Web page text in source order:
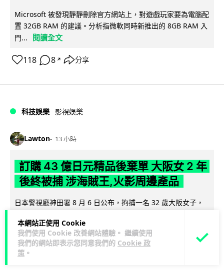
本網站正使用 Cookie
我們使用 Cookie 改善網站體驗。 繼續使用
我們的網站即表示您同意我們的 Cookie 政
策 。
Microsoft 被發現靜靜刪除官方網站上，對遊戲玩家要為電腦配
置 32GB RAM 的建議。分析指微軟同時新推出的 8GB RAM 入
門...
閱讀全文
118 8 ↗ 分享
科技娛樂 影視娛樂
Lawton 13 小時
訂購 43 億日元精品後棄單 大阪女 2 年
後終被捕 涉海賊王,火影周邊產品
日本警視廳神田署 8 月 6 日公布，拘捕一名 32 歲大阪女子，
CHARACTERS ST... 閱讀全文
52 8↗ 分享